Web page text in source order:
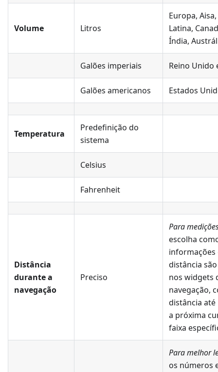
Volume Litros
Europa,
Latina,
Índia,
Galões imperiais Reino Unido
Galões americanos Estados
Temperatura
Predefinição do
sistema
Celsius
Fahrenheit
Distância
durante a
navegação
Preciso
Para
escolha
informações
distância
nos widgets
navegação,
distância
a próxima
faixa
Para melhor
os números